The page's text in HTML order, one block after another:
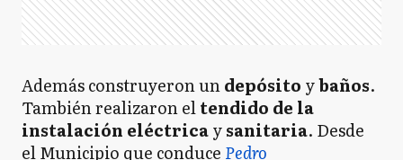
Además construyeron undepósito ybaños.
También realizaron eltendido de la
instalación eléctricaysanitaria. Desde
el Municipio que conduce Pedro